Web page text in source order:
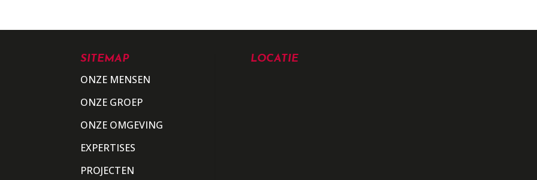
SITEMAP
ONZE MENSEN
ONZE GROEP
ONZE OMGEVING
EXPERTISES
PROJECTEN
LOCATIE